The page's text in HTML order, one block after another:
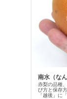
南水（な
赤梨の品種
び方と保存
「越後」に